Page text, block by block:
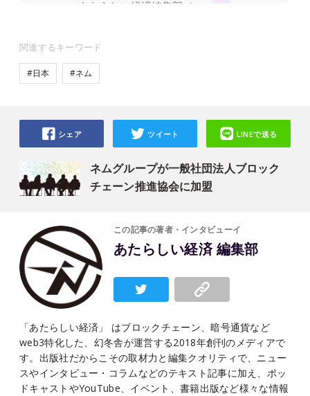
関連するキーワード
#日本 #ネム
ネムグループが一般社団法人ブロック
チェーン推進協会に加盟
シェア ツイート LINEで送る
この記事の著者・インタビューイ
あたらしい経済 編集部
「あたらしい経済」 はブロックチェーン、暗号通貨など
web3特化した、幻冬舎が運営する2018年創刊のメディアで
す。出版社だからこその取材力と編集クオリティで、ニュー
スやインタビュー・コラムなどのテキスト記事に加え、ポッ
ドキャストやYouTube、イベント、書籍出版など様々な情報